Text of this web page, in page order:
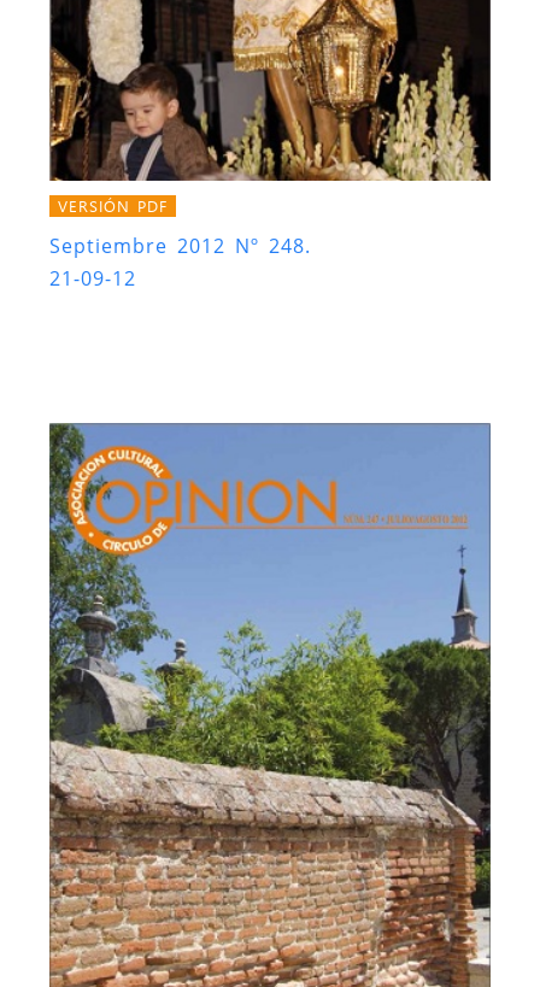
VERSIÓN PDF
Septiembre 2012 Nº 248.
21-09-12